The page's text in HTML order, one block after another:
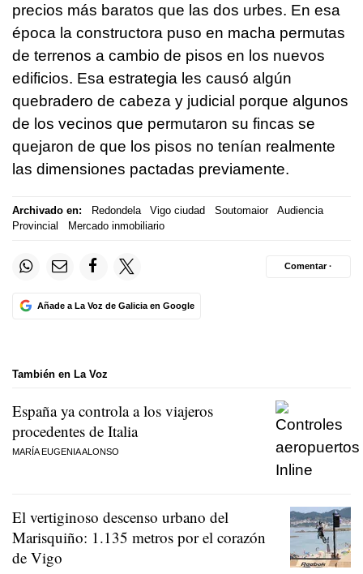
precios más baratos que las dos urbes. En esa
época la constructora puso en macha permutas
de terrenos a cambio de pisos en los nuevos
edificios. Esa estrategia les causó algún
quebradero de cabeza y judicial porque algunos
de los vecinos que permutaron su fincas se
quejaron de que los pisos no tenían realmente
las dimensiones pactadas previamente.
Archivado en: Redondela Vigo ciudad Soutomaior
Audiencia
Provincial
Mercado inmobiliario
Añade a La Voz de Galicia en Google
Comentar ·
También en La Voz
España ya controla a los viajeros
procedentes de Italia
MARÍA EUGENIA ALONSO
El vertiginoso descenso urbano del
Marisquiño: 1.135 metros por el corazón
de Vigo